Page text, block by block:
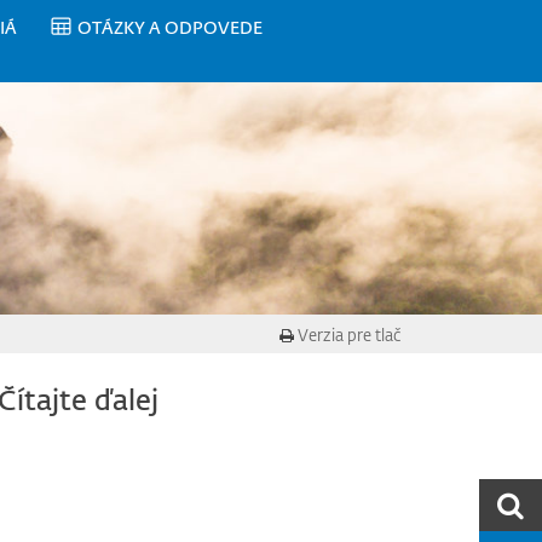
OTÁZKY A ODPOVEDE
Verzia pre tlač
ďalej